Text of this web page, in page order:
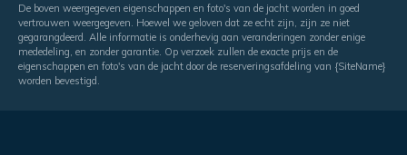
De boven weergegeven eigenschappen en foto's van de jacht worden in goed
vertrouwen weergegeven. Hoewel we geloven dat ze echt zijn, zijn ze niet
gegarangdeerd. Alle informatie is onderhevig aan veranderingen zonder enige
mededeling, en zonder garantie. Op verzoek zullen de exacte prijs en de
eigenschappen en foto's van de jacht door de reserveringsafdeling van {SiteName}
worden bevestigd.